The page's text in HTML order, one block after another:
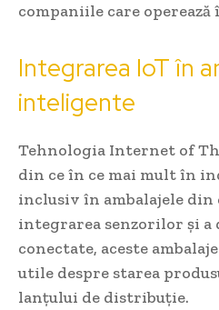
companiile care operează
Integrarea IoT în
inteligente
Tehnologia Internet of
din ce în ce mai mult în
inclusiv în ambalajele
integrarea senzorilor și
conectate, aceste
utile despre starea
lanțului de distribuție.